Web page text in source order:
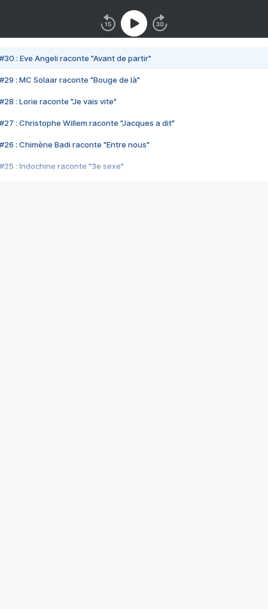
#30 : Eve Angeli raconte "Avant de partir"
#29 : MC Solaar raconte "Bouge de là"
#28 : Lorie raconte "Je vais vite"
#27 : Christophe Willem raconte "Jacques a dit"
#26 : Chimène Badi raconte "Entre nous"
#25 : Indochine raconte "3e sexe"